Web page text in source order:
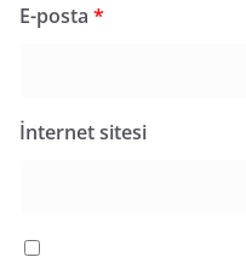
E-posta *
İnternet sitesi